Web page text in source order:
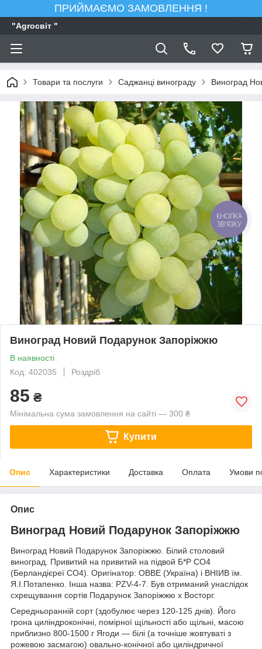
ПРИЙМАЄМО ЗАМОВЛЕННЯ !
"Agroсвiт "
Товари та послуги Саджанці винограду Виноград
Виноград Новий Подарунок Запоріжжю
В наявності
Код: 402035
Роздріб
85 ₴
Мінімальна сума замовлення на сайті — 300 ₴
Купити
Опис Характеристики Доставка Оплата Умови
Опис
Виноград Новий Подарунок Запоріжжю
Виноград Новий Подарунок Запоріжжю. Білий столовий
виноград. Привитий на привитий на підвой Б*Р СО4
(Берландієреї СО4). Оригінатор: ОВВЕ (Україна) і ВНІИВ їм.
Я.І.Потапенко. Інша назва: PZV-4-7. Був отриманий унаслідок
схрещування сортів Подарунок Запоріжжю х Восторг.
Середньоранній сорт (здобулює через 120-125 днів). Його
грона циліндроконічні, помірної щільності або щільні, масою
приблизно 800-1500 г Ягоди — білі (а точніше жовтуваті з
рожевою засмагою) овально-конічної або циліндричної
КНОПКА
ЗВ'ЯЗКУ